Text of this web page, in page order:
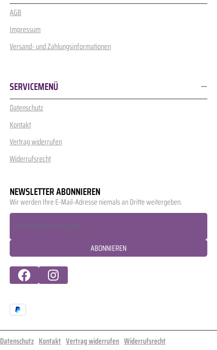
AGB
Impressum
Versand- und Zahlungsinformationen
SERVICEMENÜ
Datenschutz
Kontakt
Vertrag widerrufen
Widerrufsrecht
NEWSLETTER ABONNIEREN
Wir werden Ihre E-Mail-Adresse niemals an Dritte weitergeben.
ABONNIEREN
Datenschutz Kontakt Vertrag widerrufen Widerrufsrecht